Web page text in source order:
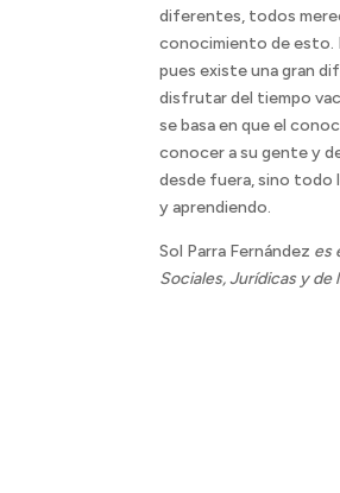
diferentes, todos
conocimiento de esto.
pues existe una gran
disfrutar del tiempo
se basa en que el
conocer a su gente y
desde fuera, sino todo
y aprendiendo.
Sol Parra Fernández es
Sociales, Jurídicas y de